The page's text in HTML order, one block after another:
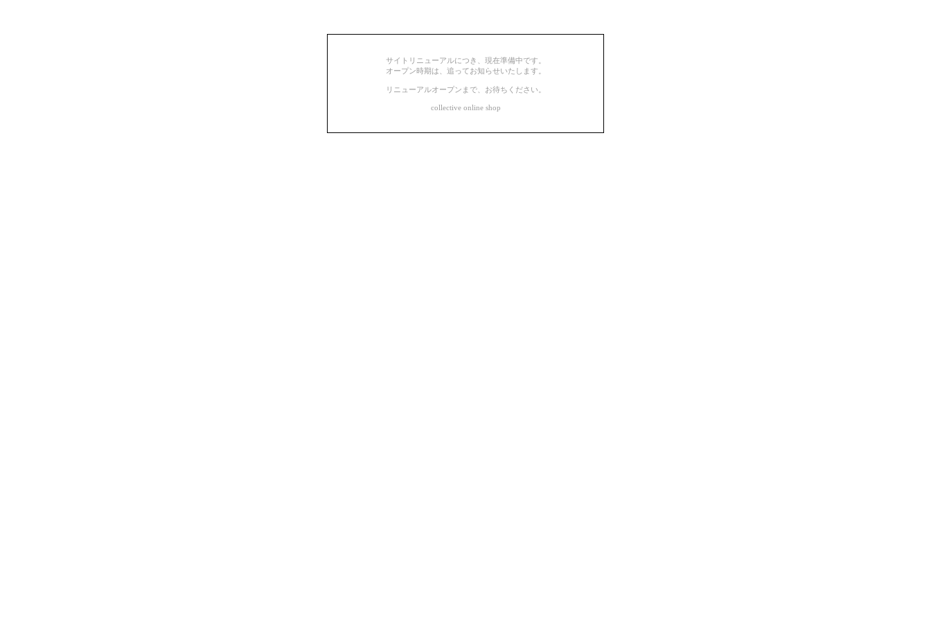
サイトリニューアルにつき、現在準備中です。
オープン時期は、追ってお知らせいたします。
リニューアルオープンまで、お待ちください。
collective online shop